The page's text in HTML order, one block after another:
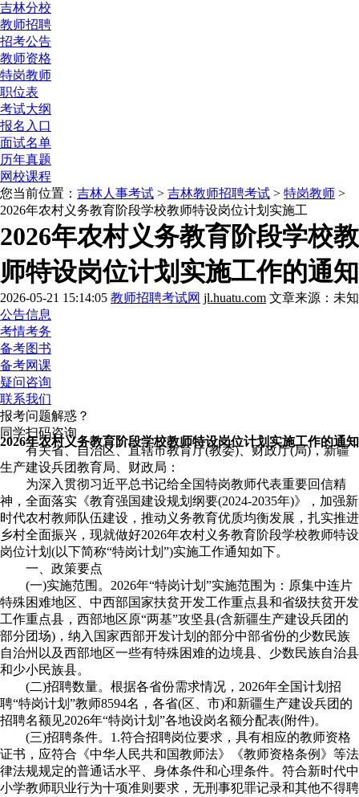
吉林分校
教师招聘
招考公告
教师资格
特岗教师
职位表
考试大纲
报名入口
面试名单
历年真题
网校课程
您当前位置： 吉林人事考试 > 吉林教师招聘考试 > 特岗教师 >
2026年农村义务教育阶段学校教师特设岗位计划实施工
2026年农村义务教育阶段学校教
师特设岗位计划实施工作的通知
2026-05-21 15:14:05 教师招聘考试网 jl.huatu.com 文章来源：未知
公告信息
考情考务
备考图书
备考网课
疑问咨询
联系我们
报考问题解惑？
同学扫码咨询
2026年农村义务教育阶段学校教师特设岗位计划实施工作的通知
有关省、自治区、直辖市教育厅(教委)、财政厅(局)，新疆
生产建设兵团教育局、财政局：
为深入贯彻习近平总书记给全国特岗教师代表重要回信精
神，全面落实《教育强国建设规划纲要(2024-2035年)》，加强新
时代农村教师队伍建设，推动义务教育优质均衡发展，扎实推进
乡村全面振兴，现就做好2026年农村义务教育阶段学校教师特设
岗位计划(以下简称“特岗计划”)实施工作通知如下。
一、政策要点
(一)实施范围。2026年“特岗计划”实施范围为：原集中连片
特殊困难地区、中西部国家扶贫开发工作重点县和省级扶贫开发
工作重点县，西部地区原“两基”攻坚县(含新疆生产建设兵团的
部分团场)，纳入国家西部开发计划的部分中部省份的少数民族
自治州以及西部地区一些有特殊困难的边境县、少数民族自治县
和少小民族县。
(二)招聘数量。根据各省份需求情况，2026年全国计划招
聘“特岗计划”教师8594名，各省(区、市)和新疆生产建设兵团的
招聘名额见2026年“特岗计划”各地设岗名额分配表(附件)。
(三)招聘条件。1.符合招聘岗位要求，具有相应的教师资格
证书，应符合《中华人民共和国教师法》《教师资格条例》等法
律法规规定的普通话水平、身体条件和心理条件。符合新时代中
小学教师职业行为十项准则要求，无刑事犯罪记录和其他不得聘